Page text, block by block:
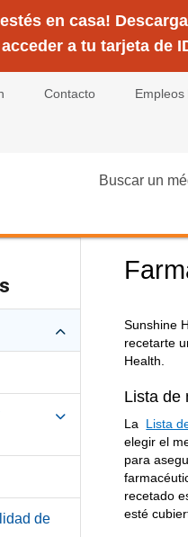
en casa!
acceder a tu tarjeta de
Contacto Empleos
Buscar un
de
Sunshine
recetarte
Health.
Lista de
La Lista
elegir el
para
recetado
esté